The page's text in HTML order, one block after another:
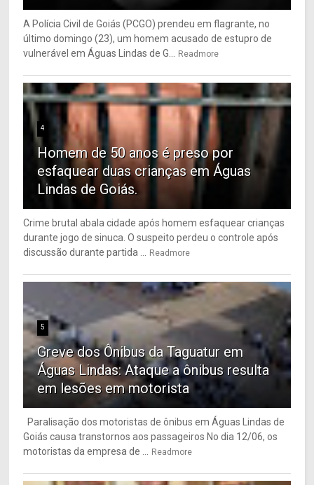
A Polícia Civil de Goiás (PCGO) prendeu em flagrante, no
último domingo (23), um homem acusado de estupro de
vulnerável em Águas Lindas de G...
Readmore
4
Homem de 50 anos é preso por
esfaquear duas crianças em Águas
Lindas de Goiás.
Crime brutal abala cidade após homem esfaquear crianças
durante jogo de sinuca. O suspeito perdeu o controle após
discussão durante partida ...
Readmore
5
Greve dos Ônibus da Taguatur em
Águas Lindas: Ataque a ônibus resulta
em lesões em motorista
Paralisação dos motoristas de ônibus em Águas Lindas de
Goiás causa transtornos aos passageiros No dia 12/06, os
motoristas da empresa de ...
Readmore